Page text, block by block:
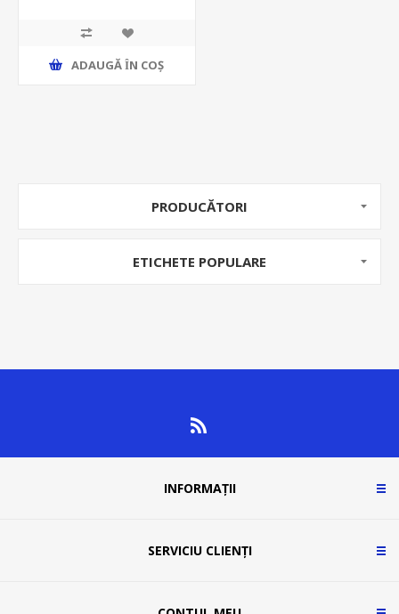
ADAUGĂ ȊN COŞ
PRODUCĂTORI
ETICHETE POPULARE
INFORMAȚII
SERVICIU CLIENȚI